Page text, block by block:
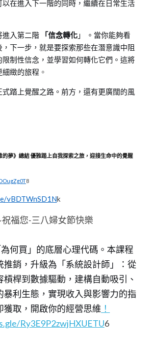
在進入下一階的同時，繼續在日常生活
進入第二階 「信念轉化 」 。當你能夠看
，下一步，就是要探索那些在潛意識中阻
制性信念，並學習如何轉化它們。這將
緻的旅程 。
踏上覺醒之路。前方，還有更廣闊的風
的夢》總結 優雅踏上自我探索之旅，迎接生命中的覺醒
8
vBDTWnSD1Nk
福您-三八婦女節快樂
何買」的底層心理代碼。本課程
推銷，升級為「系統設計師」：從
槓桿到數據驅動，建構自動吸引、
暴利生態，實現收入與影響力的指
獲取，開啟你的經營思維 ！
Ry3E9P2zwjHXUETU6